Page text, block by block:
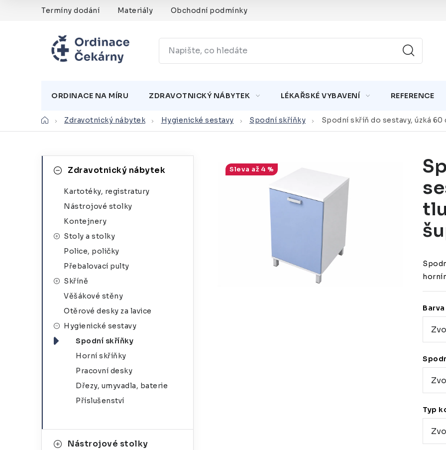
Termíny dodání Materiály Obchodní podmínky
ORDINACE NA MÍRU ZDRAVOTNICKÝ NÁBYTEK LÉKAŘSKÉ VYBAVENÍ REFERENCE
DomůZdravotnický nábytek Hygienické sestavy Spodní skříňky Spodní skříň do sestavy, úzká
kategorieZdravotnický nábytek
Kartotéky, registratury
Nástrojové stolky
Kontejnery
Stoly a stolky
Police, poličky
Přebalovací pulty
Skříně
Věšákové stěny
Otěrové desky za lavice
Hygienické sestavy
Spodní skříňky
Horní skříňky
Pracovní desky
Dřezy, umyvadla, baterie
Příslušenství
Nástrojové stolky
Typ
až 4 %